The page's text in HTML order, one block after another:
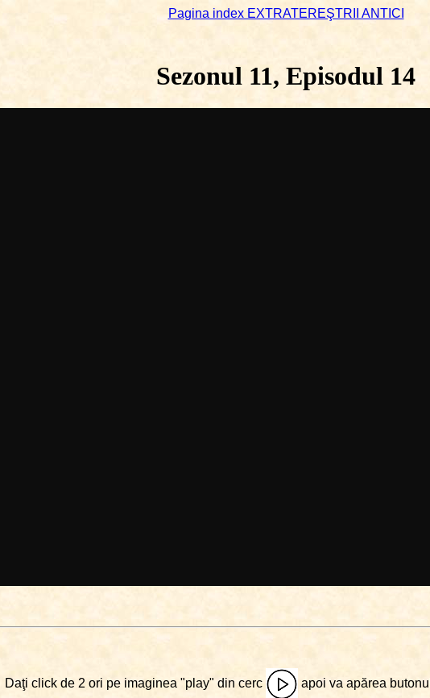
Pagina index EXTRATEREŞTRII ANTICI
Sezonul 11, Episodul 14
Daţi click de 2 ori pe imaginea "play" din cerc apoi va apărea butonul